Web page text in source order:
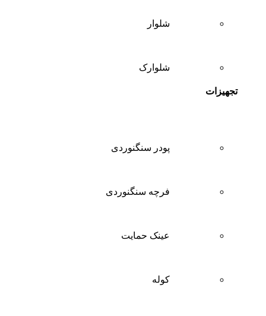
شلوار
شلوارک
تجهیزات
پودر سنگنوردی
فرچه سنگنوردی
عینک حمایت
کوله